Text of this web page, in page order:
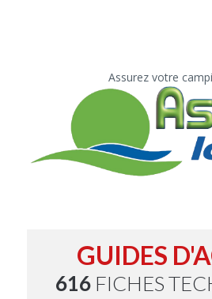
Assurez votre
GUIDES
616 FICHES